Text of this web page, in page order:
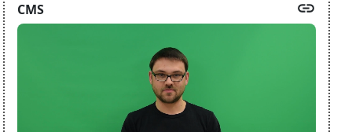
CMS link